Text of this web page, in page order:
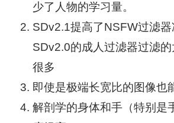
少了人物的学习量。
SDv2.1提高了NSFW过滤
SDv2.0的成人过滤器过滤
很多
即使是极端长宽比的图像也
解剖学的身体和手（特别是